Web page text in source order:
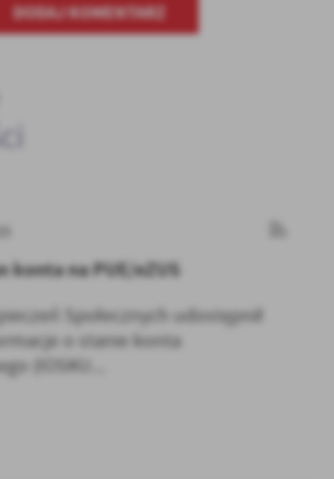
DODAJ KOMENTARZ
konta na PUE/eZUS
Społecznych udostępnił
o stanie konta
(IOSKU...